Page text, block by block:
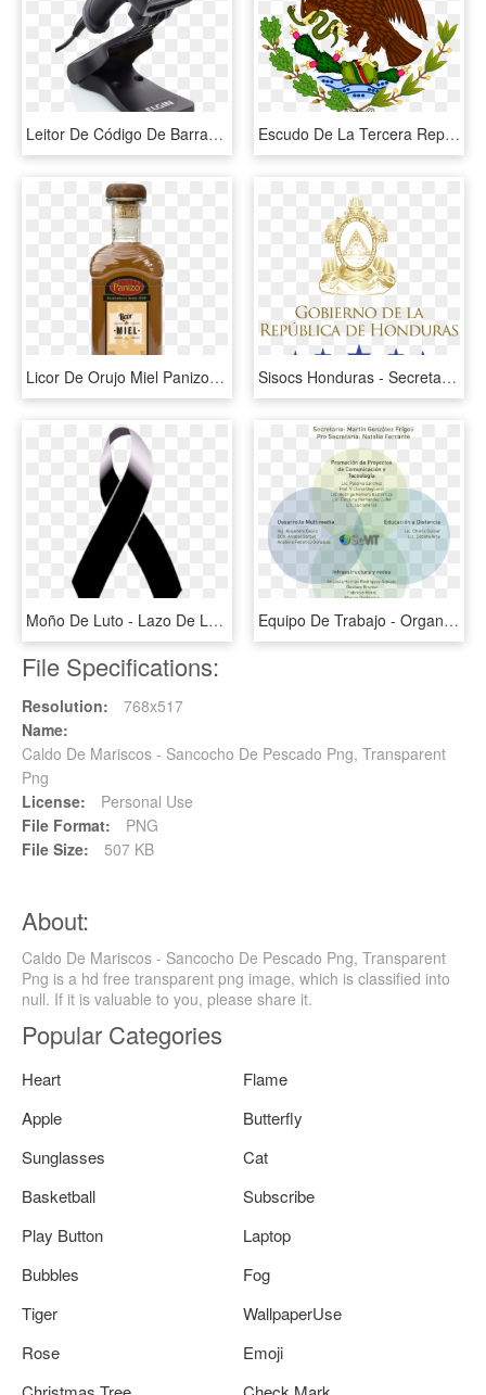
Leitor De Código De Barras - Leitor De Código De Barras 2d El220, HD Png Download Escudo De La Tercera República Federal De Los Estados - Escudo De La Bandera De 1934, HD Png Download
Licor De Orujo Miel Panizo - Licor De Orujo De Miel, HD Png Download Sisocs Honduras - Secretaria De Educacion De Honduras, HD Png Download
Moño De Luto - Lazo De Luto Para Perfil De Facebook, HD Png Download Equipo De Trabajo - Organigrama De Equipos De Trabajo, HD Png Download
File Specifications:
Resolution:
768x517
Name:
Caldo De Mariscos - Sancocho De Pescado Png, Transparent
Png
License:
Personal Use
File Format:
PNG
File Size:
507 KB
About:
Caldo De Mariscos - Sancocho De Pescado Png, Transparent
Png is a hd free transparent png image, which is classified into
null. If it is valuable to you, please share it.
Popular Categories
Heart
Flame
Apple
Butterfly
Sunglasses
Cat
Basketball
Subscribe
Play Button
Laptop
Bubbles
Fog
Tiger
WallpaperUse
Rose
Emoji